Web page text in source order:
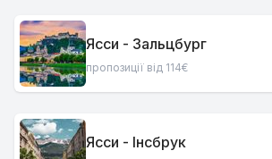
Ясси - Зальцбург
пропозиції від 114€
Ясси - Інсбрук